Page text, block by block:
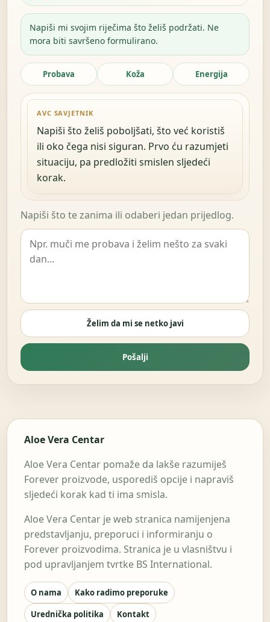
Napiši mi svojim riječima što želiš podržati. Ne
mora biti savršeno formulirano.
Probava Koža Energija
AVC SAVJETNIK
Napiši što želiš poboljšati, što već koristiš
ili oko čega nisi siguran. Prvo ću razumjeti
situaciju, pa predložiti smislen sljedeći
korak.
Napiši što te zanima ili odaberi jedan prijedlog.
Želim da mi se netko javi
Pošalji
Aloe Vera Centar
Aloe Vera Centar pomaže da lakše razumiješ
Forever proizvode, usporediš opcije i napraviš
sljedeći korak kad ti ima smisla.
Aloe Vera Centar je web stranica namijenjena
predstavljanju, preporuci i informiranju o
Forever proizvodima. Stranica je u vlasništvu i
pod upravljanjem tvrtke BS International.
O nama
Kako radimo preporuke
Urednička politika
Kontakt